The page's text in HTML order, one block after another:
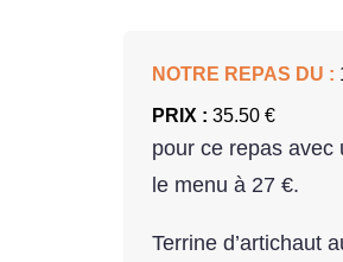
NOTRE REPAS DU :
PRIX : 35.50 €
pour ce repas avec
le menu à 27 €.
Terrine d’artichaut